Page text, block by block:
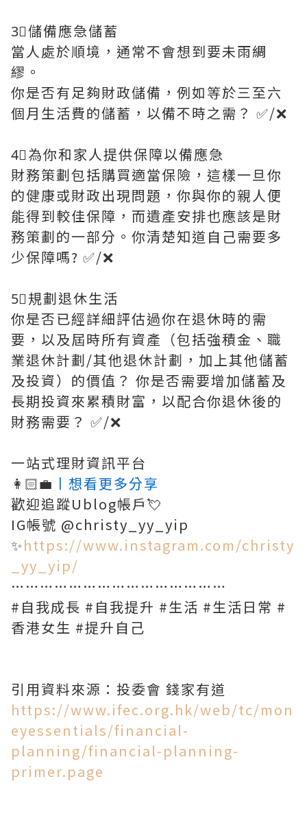
3⃣️儲備應急儲蓄
當人處於順境，通常不會想到要未雨綢
繆。
你是否有足夠財政儲備，例如等於三至六
個月生活費的儲蓄，以備不時之需？ ✅/❌
4⃣️為你和家人提供保障以備應急
財務策劃包括購買適當保險，這樣一旦你
的健康或財政出現問題，你與你的親人便
能得到較佳保障，而遺產安排也應該是財
務策劃的一部分。你清楚知道自己需要多
少保障嗎? ✅/❌
5⃣️規劃退休生活
你是否已經詳細評估過你在退休時的需
要，以及屆時所有資產（包括強積金、職
業退休計劃/其他退休計劃，加上其他儲蓄
及投資）的價值？ 你是否需要增加儲蓄及
長期投資來累積財富，以配合你退休後的
財務需要？ ✅/❌
一站式理財資訊平台
👩🏻‍💼 丨想看更多分享
歡迎追蹤Ublog帳戶💘
IG帳號 @christy_yy_yip
✨https://www.instagram.com/christy
_yy_yip/
………………………………………
#自我成長 #自我提升 #生活 #生活日常 #
香港女生 #提升自己
引用資料來源：投委會 錢家有道
https://www.ifec.org.hk/web/tc/mon
eyessentials/financial-
planning/financial-planning-
primer.page